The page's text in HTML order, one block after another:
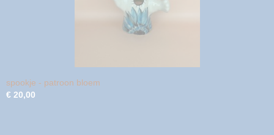
spookje - patroon bloem
€ 20,00